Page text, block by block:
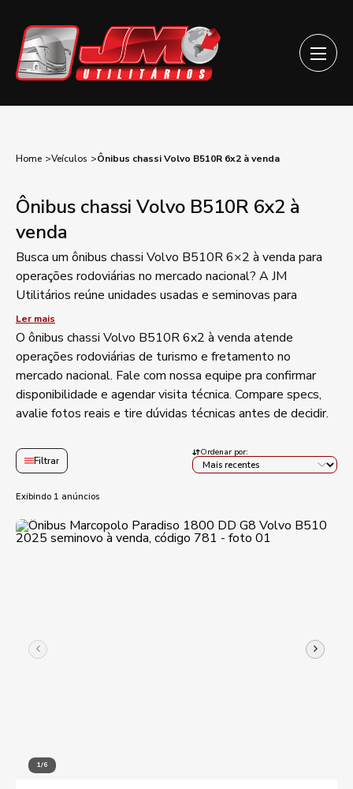
Home Veículos Ônibus chassi Volvo B510R 6x2 à venda
Ônibus chassi Volvo B510R 6x2 à
venda
Busca um ônibus chassi Volvo B510R 6×2 à venda para
operações rodoviárias no mercado nacional? A JM
Utilitários reúne unidades usadas e seminovas para
turismo, fretamento e transporte executivo.
Ano de fabricação, quilometragem rodada e estado da
carroceria variam de veículo pra veículo no pátio. Compare
documentação e revisões antes de negociar.
Ao longo de mais de 17 anos, a JM Utilitários consolidou
ônibus e vans. Fale com nossa equipe para confirmar
disponibilidade e marcar uma visita técnica.
Ler mais
O ônibus chassi Volvo B510R 6x2 à venda atende
operações rodoviárias de turismo e fretamento no
mercado nacional. Fale com nossa equipe pra confirmar
disponibilidade e agendar visita técnica. Compare specs,
avalie fotos reais e tire dúvidas técnicas antes de decidir.
Filtrar
Ordenar por:
Ano mínimo
Exibindo 1 anúncios
1/6